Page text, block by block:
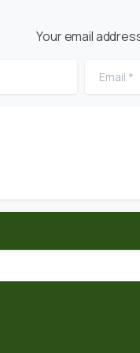
Your email
Email